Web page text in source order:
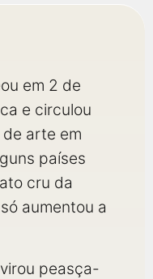
em 2 de
e circulou
arte em
países
cru da
aumentou a
peasça-